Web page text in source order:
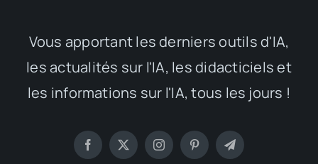
Vous apportant les derniers outils d'IA,
les actualités sur l'IA, les didacticiels et
les informations sur l'IA, tous les jours !